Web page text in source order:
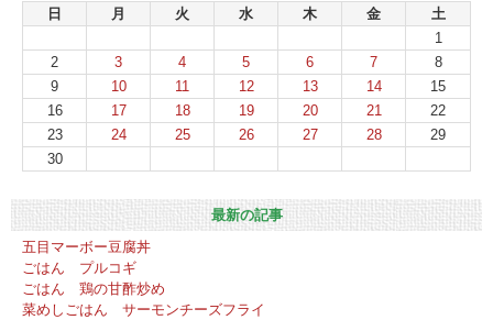
日
月 火 水 木 金
土
1
2
3 4 5 6 7
8
9
10 11 12 13 14
15
16
17 18 19 20 21
22
23
24 25 26 27 28
29
30
最新の記事
五目マーボー豆腐丼
ごはん プルコギ
ごはん 鶏の甘酢炒め
菜めしごはん サーモンチーズフライ